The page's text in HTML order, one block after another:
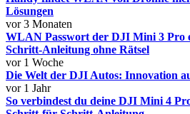
Lösungen
vor 3 Monaten
WLAN Passwort der DJI Mini 3 Pro
Schritt-Anleitung ohne Rätsel
vor 1 Woche
Die Welt der DJI Autos: Innovation
vor 1 Jahr
So verbindest du deine DJI Mini 4